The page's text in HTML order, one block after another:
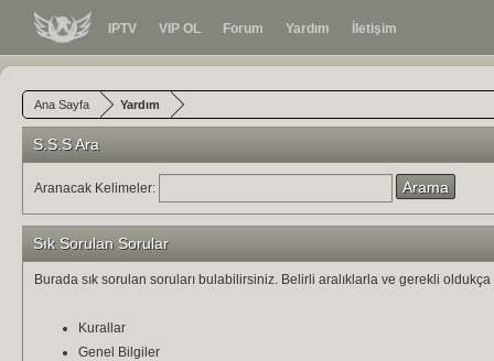
IPTV VIP OL Forum Yardım İletişim
Ana Sayfa Yardım
S.S.S Ara
Aranacak Kelimeler:
Sık Sorulan Sorular
Burada sık sorulan soruları bulabilirsiniz. Belirli aralıklarla ve gerekli
Kurallar
Genel Bilgiler